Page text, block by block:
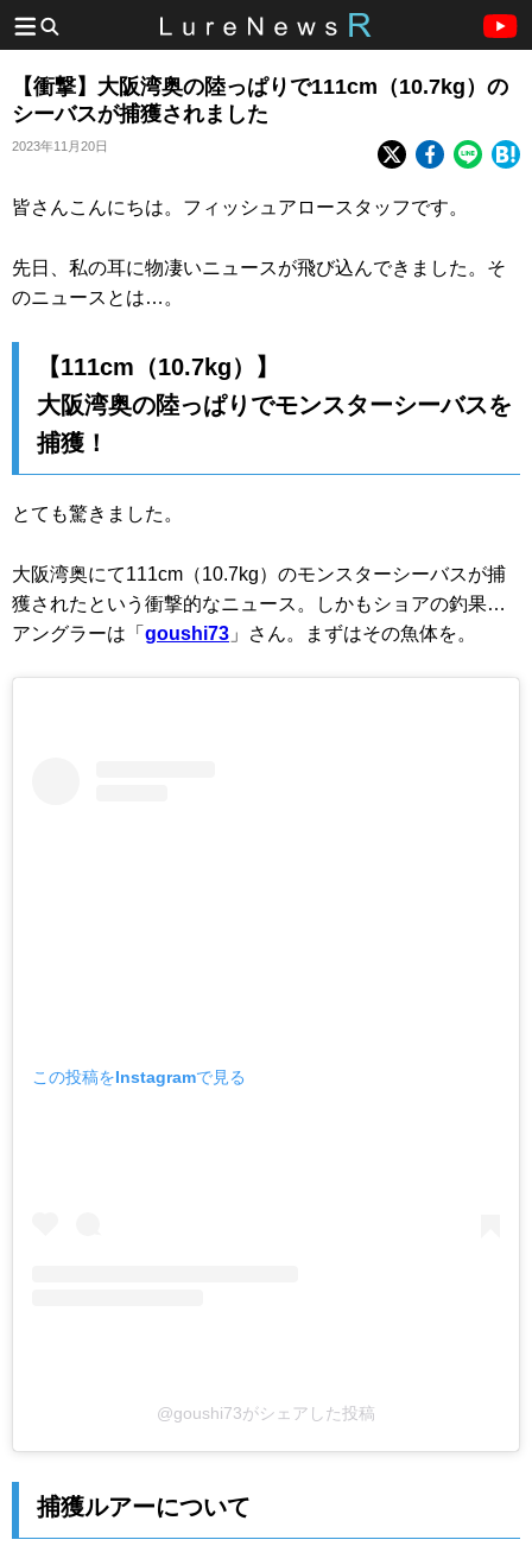
【衝撃】大阪湾奥の陸っぱりで111cm（10.7kg）の
シーバスが捕獲されました
2023年11月20日
皆さんこんにちは。フィッシュアロースタッフです。
先日、私の耳に物凄いニュースが飛び込んできました。そ
のニュースとは…。
【111cm（10.7kg）】
大阪湾奥の陸っぱりでモンスターシーバスを
捕獲！
とても驚きました。
大阪湾奥にて111cm（10.7kg）のモンスターシーバスが捕
獲されたという衝撃的なニュース。しかもショアの釣果…
アングラーは「 goushi73 」さん。まずはその魚体を。
この投稿をInstagramで見る
@goushi73がシェアした投稿
捕獲ルアーについて